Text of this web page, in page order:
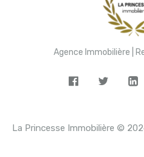
Agence Immobilière |
La Princesse Immobilière ©